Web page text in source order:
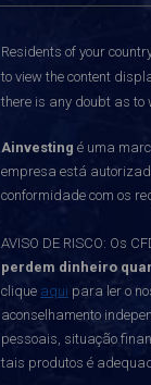
Residents of your
to view the content
there is any doubt as to
Ainvesting é uma
empresa está
conformidade com os
AVISO DE RISCO: Os
perdem dinheiro
clique aqui para ler o
aconselhamento
pessoais, situação
tais produtos é